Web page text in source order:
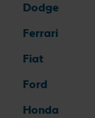
Dodge
Ferrari
Fiat
Ford
Honda